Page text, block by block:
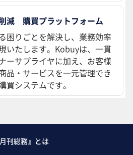
減 購買プラットフォーム
困りごとを解決し、業務効率
いたします。Kobuyは、一貫
ーサプライヤに加え、お客様
品・サービスを一元管理でき
買システムです。
月刊総務』とは